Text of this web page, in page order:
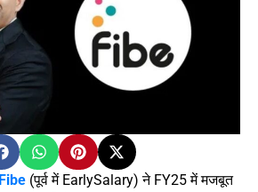
Fibe (पूर्व में EarlySalary) ने FY25 में मजबूत